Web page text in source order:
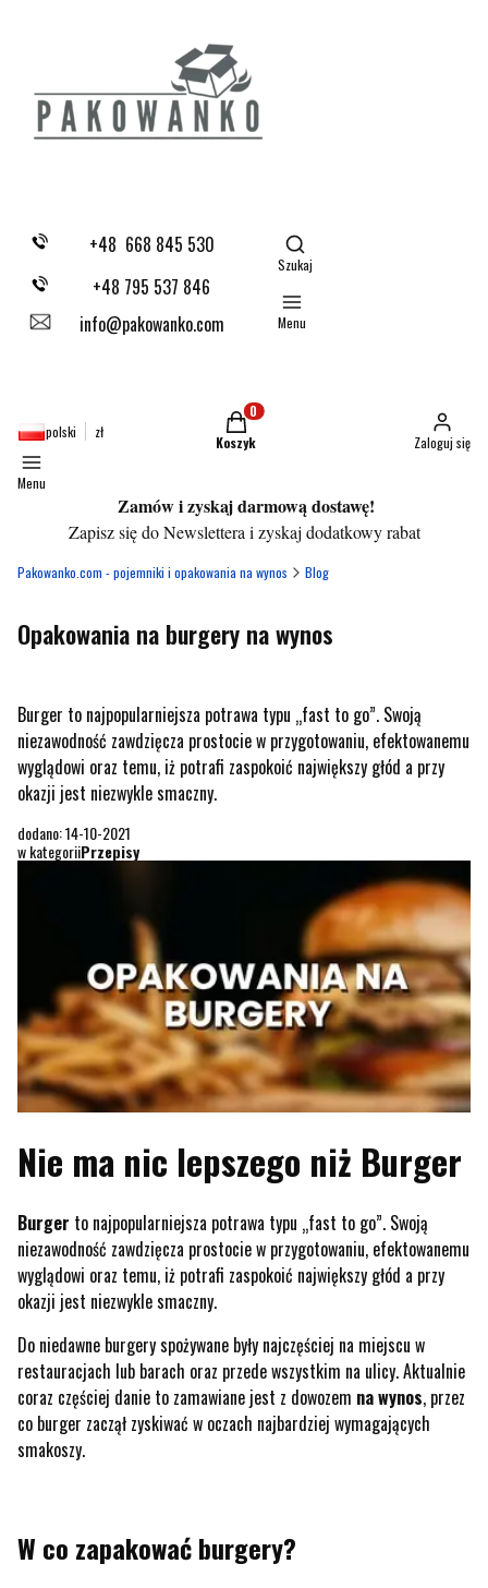
+48 668 845 530
+48 795 537 846
info@pakowanko.com
Otwórz wyszukiwarkę
Szukaj
Menu
polski zł Produkty w koszyku: 0. Zobacz szczegóły
Koszyk Zaloguj się
Menu
Zamów i zyskaj darmową dostawę!
Zapisz się do Newslettera i zyskaj dodatkowy rabat
Pakowanko.com - pojemniki i opakowania na wynos Blog
Opakowania na burgery na wynos
Burger to najpopularniejsza potrawa typu „fast to go”. Swoją
niezawodność zawdzięcza prostocie w przygotowaniu, efektowanemu
wyglądowi oraz temu, iż potrafi zaspokoić największy głód a przy
okazji jest niezwykle smaczny.
dodano: 14-10-2021
w kategoriiPrzepisy
Nie ma nic lepszego niż Burger
Burger to najpopularniejsza potrawa typu „fast to go”. Swoją
niezawodność zawdzięcza prostocie w przygotowaniu, efektowanemu
wyglądowi oraz temu, iż potrafi zaspokoić największy głód a przy
okazji jest niezwykle smaczny.
Do niedawne burgery spożywane były najczęściej na miejscu w
restauracjach lub barach oraz przede wszystkim na ulicy. Aktualnie
coraz częściej danie to zamawiane jest z dowozem na wynos, przez
co burger zaczął zyskiwać w oczach najbardziej wymagających
smakoszy.
W co zapakować burgery?